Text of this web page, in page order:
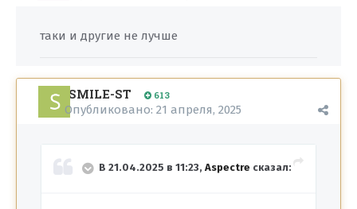
таки и другие не лучше
SMILE-ST 613
Опубликовано: 21 апреля, 2025
В 21.04.2025 в 11:23, Aspectre сказал: